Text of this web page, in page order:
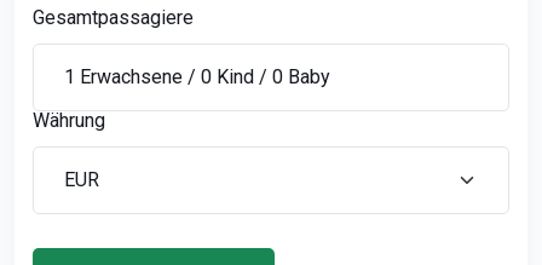
Gesamtpassagiere
Währung